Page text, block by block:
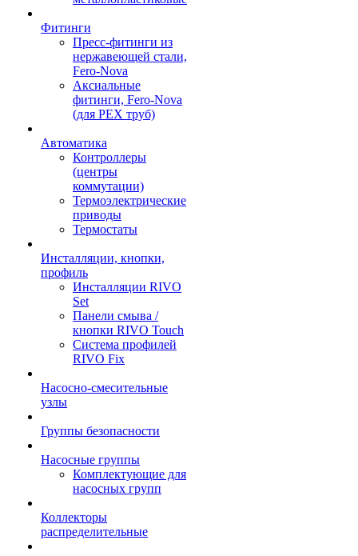
Фитинги
Пресс-фитинги из
нержавеющей стали,
Fero-Nova
Аксиальные
фитинги, Fero-Nova
(для PEX труб)
Автоматика
Контроллеры
(центры
коммутации)
Термоэлектрические
приводы
Термостаты
Инсталляции, кнопки,
профиль
Инсталляции RIVO
Set
Панели смыва /
кнопки RIVO Touch
Система профилей
RIVO Fix
Насосно-смесительные
узлы
Группы безопасности
Насосные группы
Комплектующие для
насосных групп
Коллекторы
распределительные